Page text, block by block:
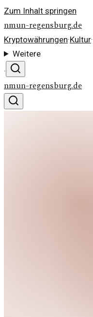
Zum Inhalt springen
nmun-regensburg.de
Kryptowährungen·Kultur·
Weitere
·
nmun-regensburg.de